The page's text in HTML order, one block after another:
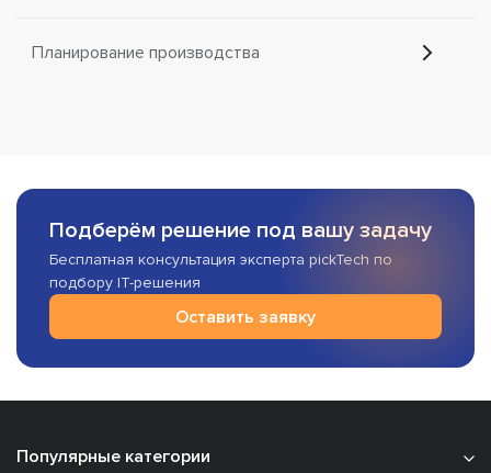
Планирование производства
Подберём решение под вашу задачу
Бесплатная консультация эксперта pickTech по
подбору IT-решения
Оставить заявку
Популярные категории